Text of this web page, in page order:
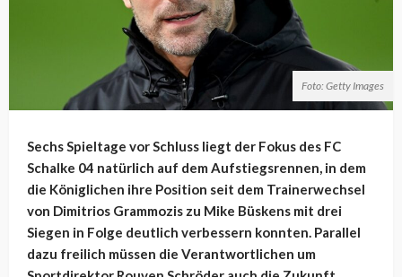
Foto: Getty Images
Sechs Spieltage vor Schluss liegt der Fokus des FC
Schalke 04 natürlich auf dem Aufstiegsrennen, in dem
die Königlichen ihre Position seit dem Trainerwechsel
von Dimitrios Grammozis zu Mike Büskens mit drei
Siegen in Folge deutlich verbessern konnten. Parallel
dazu freilich müssen die Verantwortlichen um